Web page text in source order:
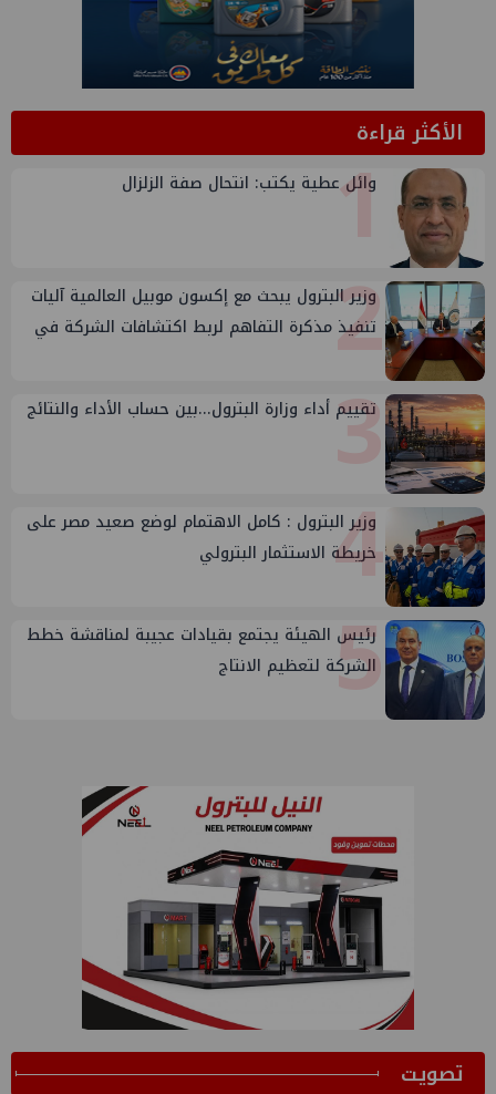
الأكثر قراءة1
وائل عطية يكتب: انتحال صفة الزلزال
2
وزير البترول يبحث مع إكسون موبيل العالمية آليات
تنفيذ مذكرة التفاهم لربط اكتشافات الشركة في
3
تقييم أداء وزارة البترول...بين حساب الأداء والنتائج
4
وزير البترول : كامل الاهتمام لوضع صعيد مصر على
خريطة الاستثمار البترولي
5
رئيس الهيئة يجتمع بقيادات عجيبة لمناقشة خطط
الشركة لتعظيم الانتاج
ﺗﺼﻮﻳﺖ